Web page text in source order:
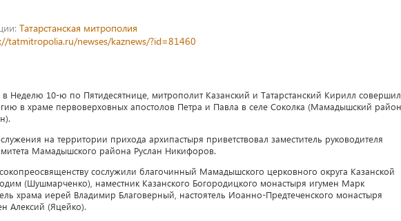
Татарстанская митрополия
tatmitropolia.ru/newses/kaznews/?id=81460
в Неделю 10-ю по Пятидесятнице, митрополит Казанский и Татарстанский Кирилл совершил
в храме первоверховных апостолов Петра и Павла в селе Соколка (Мамадышский район
на территории прихода архипастыря приветствовал заместитель руководителя
Мамадышского района Руслан Никифоров.
сослужили благочинный Мамадышского церковного округа Казанской
(Шушмарченко), наместник Казанского Богородицкого монастыря игумен Марк
храма иерей Владимир Благоверный, настоятель Иоанно-Предтеченского монастыря
Алексий (Яцейко).